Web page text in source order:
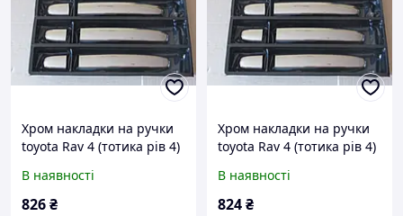
Хром накладки на ручки
toyota Rav 4 (тотика рів 4)
В наявності
826₴
Хром накладки на ручки
toyota Rav 4 (тотика рів 4)
В наявності
824₴